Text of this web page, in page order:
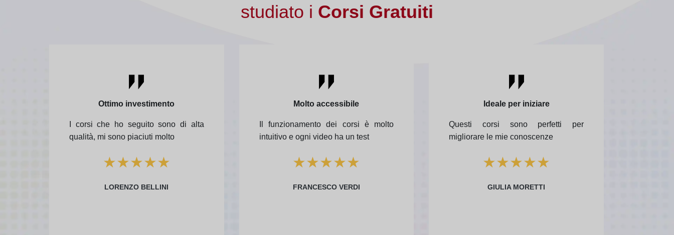
studiato i Corsi Gratuiti
Ottimo investimento
I corsi che ho seguito sono di alta
qualità, mi sono piaciuti molto
★★★★★
LORENZO BELLINI
Molto accessibile
Il funzionamento dei corsi è molto
intuitivo e ogni video ha un test
★★★★★
FRANCESCO VERDI
Ideale per iniziare
Questi corsi sono perfetti per
migliorare le mie conoscenze
★★★★★
GIULIA MORETTI